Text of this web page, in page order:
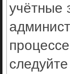
учётные